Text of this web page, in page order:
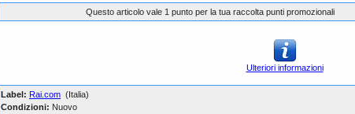
Questo articolo vale 1 punto per la tua raccolta punti promozionali
Ulteriori informazioni
Label: Rai.com (Italia)
Condizioni: Nuovo